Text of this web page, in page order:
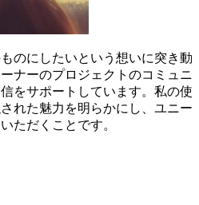
のにしたいという想いに突き動
ナーのプロジェクトのコミュニ
をサポートしています。私の使
れた魅力を明らかにし、ユニー
ただくことです。